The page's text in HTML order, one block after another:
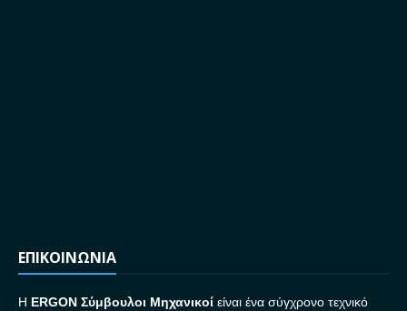
ΕΠΙΚΟΙΝΩΝΙΑ
H ERGON Σύμβουλοι Μηχανικοί είναι ένα σύγχρονο τεχνικό